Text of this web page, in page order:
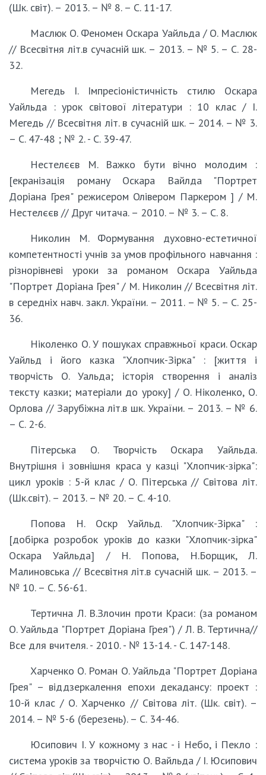
(Шк. світ). – 2013. – № 8. – С. 11-17.
Маслюк О. Феномен Оскара Уайльда / О. Маслюк
// Всесвітня літ.в сучасній шк. – 2013. – № 5. – С. 28-
32.
Мегедь І. Імпресіоністичність стилю Оскара
Уайльда : урок світової літератури : 10 клас / І.
Мегедь // Всесвітня літ. в сучасній шк. – 2014. – № 3.
– С. 47-48 ; № 2. - С. 39-47.
Нестелєєв М. Важко бути вічно молодим :
[екранізація роману Оскара Вайлда "Портрет
Доріана Грея" режисером Олівером Паркером ] / М.
Нестелєєв // Друг читача. – 2010. – № 3. – С. 8.
Николин М. Формування духовно-естетичної
компетентності учнів за умов профільного навчання :
різнорівневі уроки за романом Оскара Уайльда
"Портрет Доріана Грея" / М. Николин // Всесвітня літ.
в середніх навч. закл. України. – 2011. – № 5. – С. 25-
36.
Ніколенко О. У пошуках справжньої краси. Оскар
Уайльд і його казка "Хлопчик-Зірка" : [життя і
творчість О. Уальда; історія створення і аналіз
тексту казки; матеріали до уроку] / О. Ніколенко, О.
Орлова // Зарубіжна літ.в шк. України. – 2013. – № 6.
– С. 2-6.
Пітерська О. Творчість Оскара Уайльда.
Внутрішня і зовнішня краса у казці "Хлопчик-зірка":
цикл уроків : 5-й клас / О. Пітерська // Світова літ.
(Шк.світ). – 2013. – № 20. – С. 4-10.
Попова Н. Оскр Уайльд. "Хлопчик-Зірка" :
[добірка розробок уроків до казки "Хлопчик-зірка"
Оскара Уайльда] / Н. Попова, Н.Борщик, Л.
Малиновська // Всесвітня літ.в сучасній шк. – 2013. –
№ 10. – С. 56-61.
Тертична Л. В.Злочин проти Краси: (за романом
О. Уайльда "Портрет Доріана Грея") / Л. В. Тертична//
Все для вчителя. - 2010. - № 13-14. - С. 147-148.
Харченко О. Роман О. Уайльда "Портрет Доріана
Грея" – віддзеркалення епохи декадансу: проект :
10-й клас / О. Харченко // Світова літ. (Шк. світ). –
2014. – № 5-6 (березень). – С. 34-46.
Юсипович І. У кожному з нас - і Небо, і Пекло :
система уроків за творчістю О. Вайльда / І. Юсипович